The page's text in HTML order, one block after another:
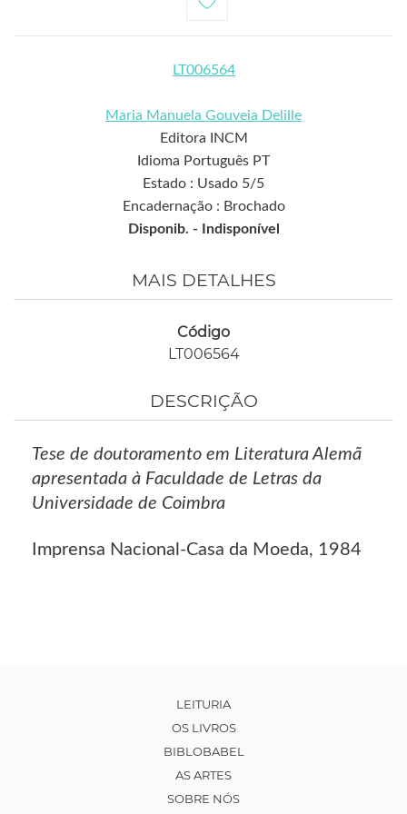
LT006564
Maria Manuela Gouveia Delille
Editora INCM
Idioma Português PT
Estado : Usado 5/5
Encadernação : Brochado
Disponib. -
Indisponível
MAIS DETALHES
Código
LT006564
DESCRIÇÃO
Tese de doutoramento em Literatura Alemã
apresentada à Faculdade de Letras da
Universidade de Coimbra
Imprensa Nacional-Casa da Moeda, 1984
LEITURIA
OS LIVROS
BIBLOBABEL
AS ARTES
SOBRE NÓS